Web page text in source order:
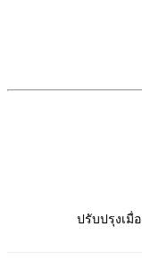
ปรับปรุงเมื่อ